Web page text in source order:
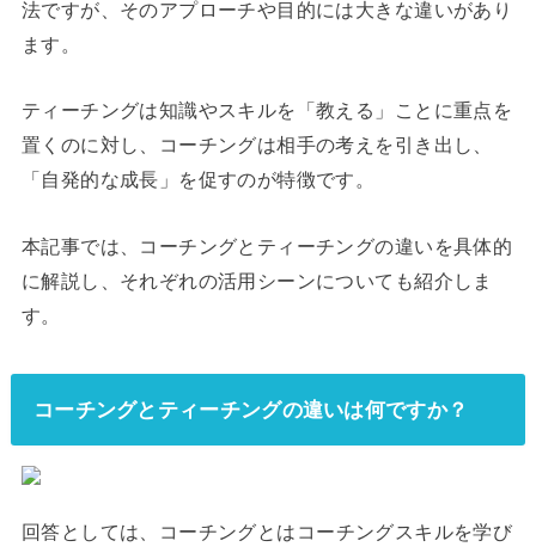
法ですが、そのアプローチや目的には大きな違いがあり
ます。
ティーチングは知識やスキルを「教える」ことに重点を
置くのに対し、コーチングは相手の考えを引き出し、
「自発的な成長」を促すのが特徴です。
本記事では、コーチングとティーチングの違いを具体的
に解説し、それぞれの活用シーンについても紹介しま
す。
コーチングとティーチングの違いは何ですか？
回答としては、 コーチングとは コーチングスキルを学び